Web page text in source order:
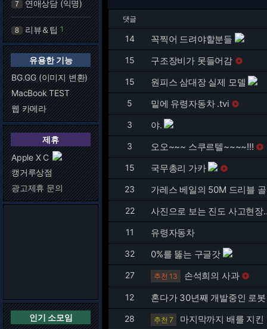
7 연애상담 (익명)
8 리뷰＆팁 1
유용한 기능
BG.GG (이미지 변환)
MacBook TEST
웹 카메라
제휴
Apple X C
캥거루상점
광고제휴 문의
인기 소모임
댓글
14 꼭찍어 드려야할분들
15 구조장비가 못들어감 
15 원피스 삼대장 실제 모델
5 밑에 유령자동차 .tvi 
3 야.
3 오오~~~ 스쿠르텔~~~~!!! 
15 국무총리 가카 
23 가레스 베일의 50M 드리블
22 사진으로 보는 진도 사고현장
11 유령자동차
32 0%를 뚫는 구글갓
27 추천 13 손석희의 사과 
12 혼다가 30년째 개발중인 로
28 추천 7 마지막까지 배를 지킨